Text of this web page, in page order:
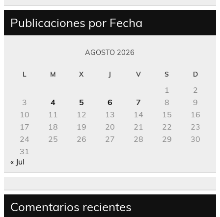
Publicaciones por Fecha
AGOSTO 2026
L M X J V S D
1
2
3
4 5 6 7 8
9
10
11 12 13 14 15
16
17
18 19 20 21 22
23
24
25 26 27 28 29
30
31
« Jul
Comentarios recientes